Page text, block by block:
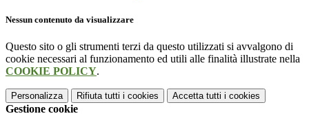
Nessun contenuto da visualizzare
Questo sito o gli strumenti terzi da questo utilizzati si avvalgono di
cookie necessari al funzionamento ed utili alle finalità illustrate nella
COOKIE POLICY.
Personalizza Rifiuta tutti i cookies Accetta tutti i cookies
Gestione cookie